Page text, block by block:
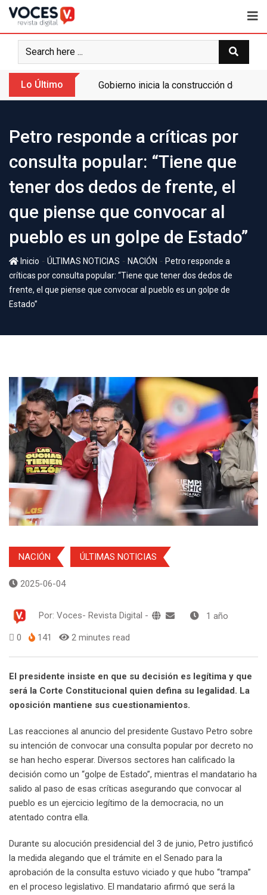
Lo Último Gobierno inicia la construcción de la
Petro responde a críticas por
consulta popular: “Tiene que
tener dos dedos de frente, el
que piense que convocar al
pueblo es un golpe de Estado”
Inicio - ÚLTIMAS NOTICIAS - NACIÓN - Petro responde a
críticas por consulta popular: “Tiene que tener dos dedos de
frente, el que piense que convocar al pueblo es un golpe de
Estado”
NACIÓN ÚLTIMAS NOTICIAS
2025-06-04
Por: Voces- Revista Digital - 1 año
0 141 2 minutes read
El presidente insiste en que su decisión es legítima y que
será la Corte Constitucional quien defina su legalidad. La
oposición mantiene sus cuestionamientos.
Las reacciones al anuncio del presidente Gustavo Petro sobre
su intención de convocar una consulta popular por decreto no
se han hecho esperar. Diversos sectores han calificado la
decisión como un “golpe de Estado”, mientras el mandatario ha
salido al paso de esas críticas asegurando que convocar al
pueblo es un ejercicio legítimo de la democracia, no un
atentado contra ella.
Durante su alocución presidencial del 3 de junio, Petro justificó
la medida alegando que el trámite en el Senado para la
aprobación de la consulta estuvo viciado y que hubo “trampa”
en el proceso legislativo. El mandatario afirmó que será la